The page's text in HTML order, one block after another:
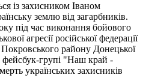
із захисником Іваном
землю від загарбників.
під час виконання бойового
агресії російської федерації
району Донецької
фейсбук-групі "Наш край -
українських захисників